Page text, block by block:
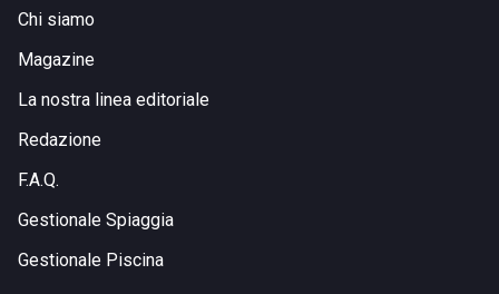
Chi siamo
Magazine
La nostra linea editoriale
Redazione
F.A.Q.
Gestionale Spiaggia
Gestionale Piscina